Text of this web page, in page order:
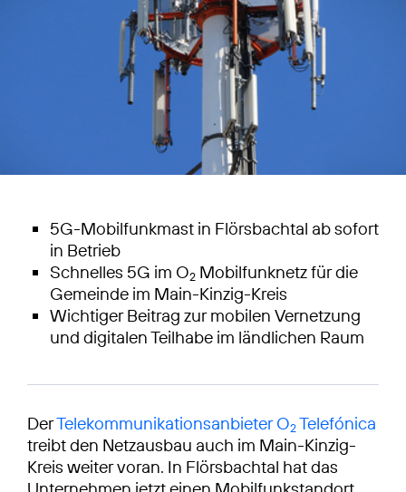
5G-Mobilfunkmast in Flörsbachtal ab sofort
in Betrieb
Schnelles 5G im O2 Mobilfunknetz für die
Gemeinde im Main-Kinzig-Kreis
Wichtiger Beitrag zur mobilen Vernetzung
und digitalen Teilhabe im ländlichen Raum
DerTelekommunikationsanbieter O2Telefónica
treibt den Netzausbau auch im Main-Kinzig-
Kreis weiter voran. In Flörsbachtal hat das